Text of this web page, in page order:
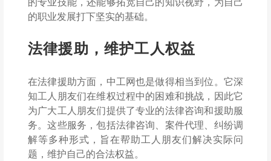
的职业发展打下坚实的基础。
法律援助，维护工人权益
在法律援助方面，中工网也是做得相当到位。它深
知工人朋友们在维权过程中的困难和挑战，因此它
为广大工人朋友们提供了专业的法律咨询和援助服
务。这些服务，包括法律咨询、案件代理、纠纷调
解等多种形式，旨在帮助工人朋友们解决实际问
题，维护自己的合法权益。